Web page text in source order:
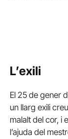
L’exili
El 25 de gener
un llarg exili
malalt del cor, i
l’ajuda del